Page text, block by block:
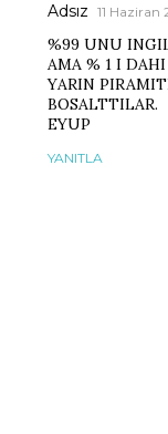
Adsız 11 Haziran
%99 UNU
AMA % 1 I
YARIN
BOSALTTILAR.
EYUP
YANITLA